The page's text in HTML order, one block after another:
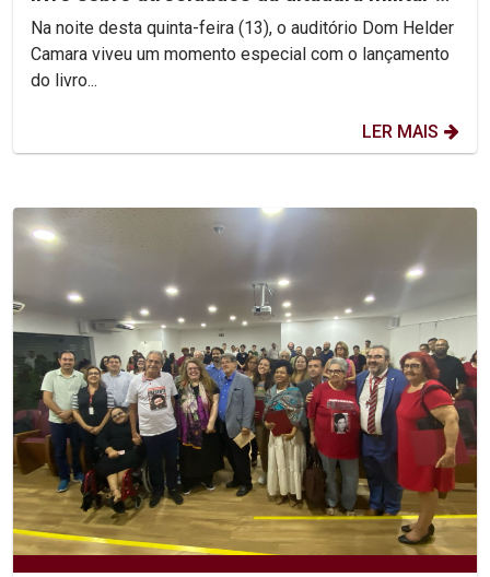
Brasil
Na noite desta quinta-feira (13), o auditório Dom Helder
Camara viveu um momento especial com o lançamento
do livro...
LER MAIS